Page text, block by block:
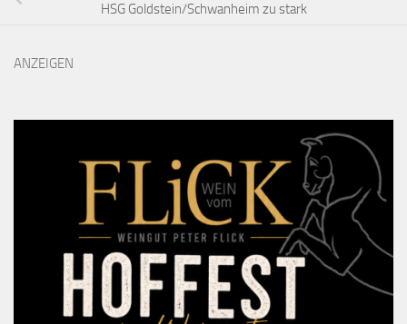
HSG Goldstein/Schwanheim zu stark
ANZEIGEN